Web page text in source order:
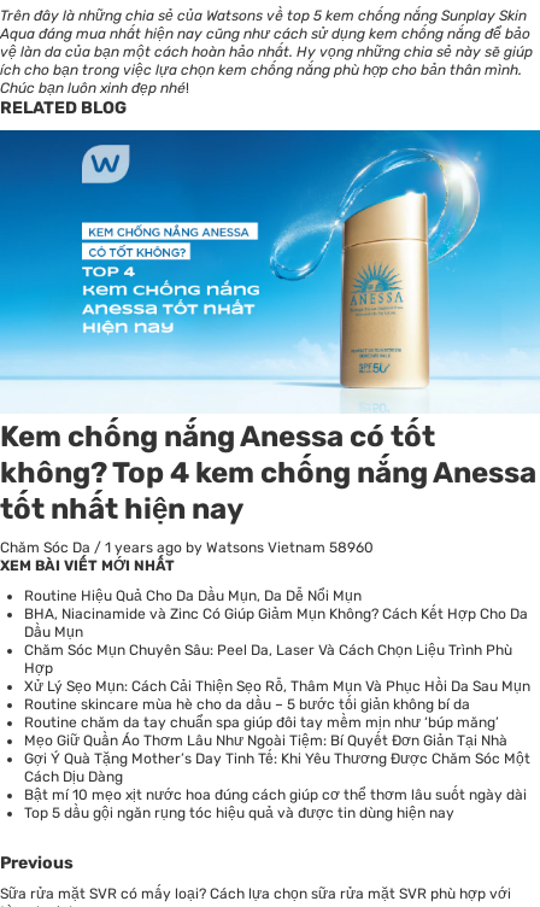
Trên đây là những chia sẻ của Watsons về top 5 kem chống nắng Sunplay Skin
Aqua đáng mua nhất hiện nay cũng như cách sử dụng kem chống nắng để bảo
vệ làn da của bạn một cách hoàn hảo nhất. Hy vọng những chia sẻ này sẽ giúp
ích cho bạn trong việc lựa chọn kem chống nắng phù hợp cho bản thân mình.
Chúc bạn luôn xinh đẹp nhé!
RELATED BLOG
Kem chống nắng Anessa có tốt
không? Top 4 kem chống nắng Anessa
tốt nhất hiện nay
Chăm Sóc Da / 1 years ago by Watsons Vietnam 58960
XEM BÀI VIẾT MỚI NHẤT
Routine Hiệu Quả Cho Da Dầu Mụn, Da Dễ Nổi Mụn
BHA, Niacinamide và Zinc Có Giúp Giảm Mụn Không? Cách Kết Hợp Cho Da
Dầu Mụn
Chăm Sóc Mụn Chuyên Sâu: Peel Da, Laser Và Cách Chọn Liệu Trình Phù
Hợp
Xử Lý Sẹo Mụn: Cách Cải Thiện Sẹo Rỗ, Thâm Mụn Và Phục Hồi Da Sau Mụn
Routine skincare mùa hè cho da dầu – 5 bước tối giản không bí da
Routine chăm da tay chuẩn spa giúp đôi tay mềm mịn như ‘búp măng’
Mẹo Giữ Quần Áo Thơm Lâu Như Ngoài Tiệm: Bí Quyết Đơn Giản Tại Nhà
Gợi Ý Quà Tặng Mother’s Day Tinh Tế: Khi Yêu Thương Được Chăm Sóc Một
Cách Dịu Dàng
Bật mí 10 mẹo xịt nước hoa đúng cách giúp cơ thể thơm lâu suốt ngày dài
Top 5 dầu gội ngăn rụng tóc hiệu quả và được tin dùng hiện nay
Previous
Sữa rửa mặt SVR có mấy loại? Cách lựa chọn sữa rửa mặt SVR phù hợp với